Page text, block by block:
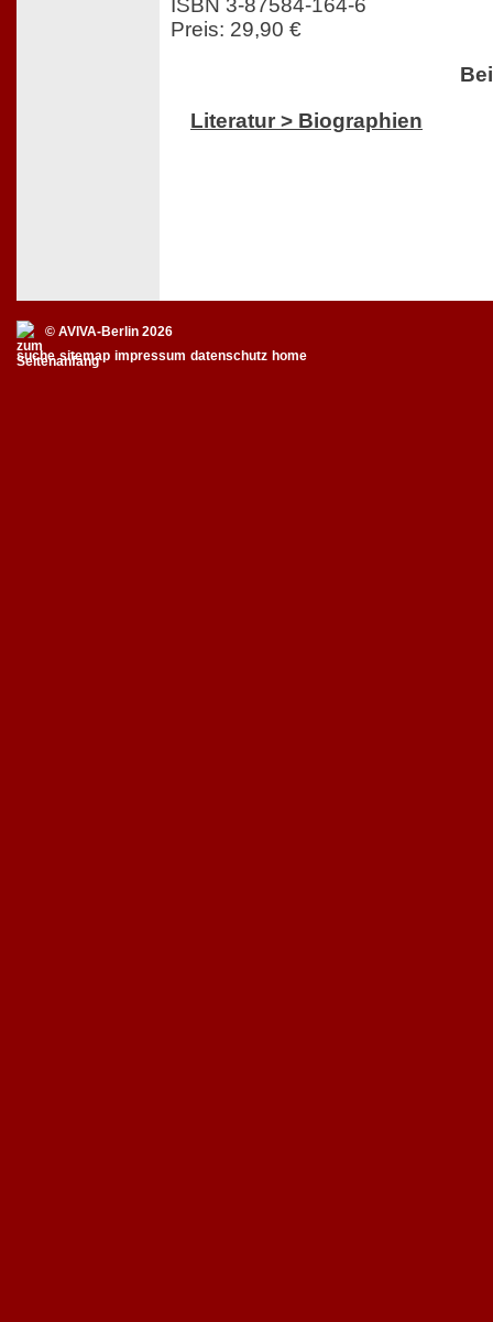
ISBN 3-87584-164-6
Preis: 29,90 €
Literatur > Biographien
© AVIVA-Berlin 2026
suche sitemap impressum datenschutz home